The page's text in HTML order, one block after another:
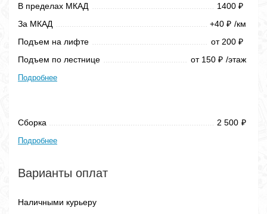
В пределах МКАД 1400 ₽
За МКАД +40 ₽ /км
Подъем на лифте
от 200 ₽
Подъем по лестнице от 150 ₽ /этаж
Подробнее
Сборка 2 500 ₽
Подробнее
Варианты оплат
Наличными курьеру